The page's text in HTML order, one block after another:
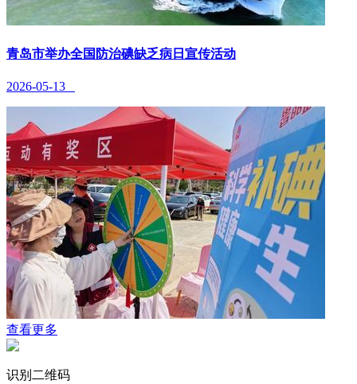
青岛市举办全国防治碘缺乏病日宣传活动
2026-05-13
查看更多
识别二维码